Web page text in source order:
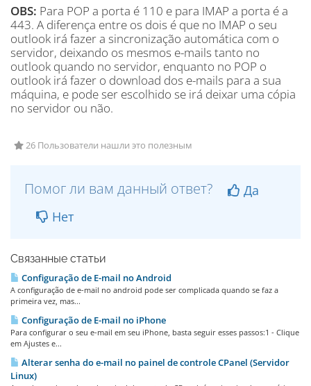
OBS: Para POP a porta é 110 e para IMAP a porta é a
443. A diferença entre os dois é que no IMAP o seu
outlook irá fazer a sincronização automática com o
servidor, deixando os mesmos e-mails tanto no
outlook quando no servidor, enquanto no POP o
outlook irá fazer o download dos e-mails para a sua
máquina, e pode ser escolhido se irá deixar uma cópia
no servidor ou não.
26 Пользователи нашли это полезным
Помог ли вам данный ответ?
Да
Нет
Связанные статьи
Configuração de E-mail no Android
A configuração de e-mail no android pode ser complicada quando se faz a
primeira vez, mas...
Configuração de E-mail no iPhone
Para configurar o seu e-mail em seu iPhone, basta seguir esses passos:1 - Clique
em Ajustes e...
Alterar senha do e-mail no painel de controle CPanel (Servidor
Linux)